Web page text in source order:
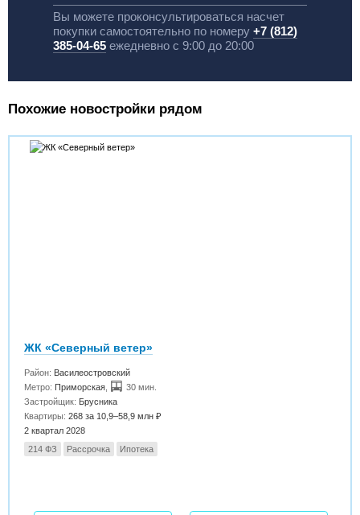
Вы можете проконсультироваться насчет
покупки самостоятельно по номеру +7 (812)
385-04-65ежедневно с 9:00 до 20:00
Похожие новостройки рядом
ЖК «Северный ветер»
Район: Василеостровский
Метро: Приморская
30 мин.
Застройщик: Брусника
Квартиры:268 за 10,9–58,9 млн ₽
2 квартал 2028
214 ФЗ
Рассрочка Ипотека